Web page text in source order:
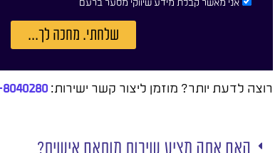
שלחתי. מחכה לך...
רוצה לדעת יותר? מוזמן ליצור קשר ישירות:
האם אתה מציע שירות מותאם אישית?